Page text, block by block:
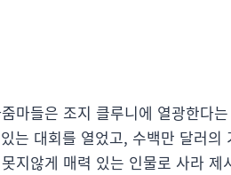
마들은 조지 클루니에 열광한다
는 대회를 열었고, 수백만 달러의
지않게 매력 있는 인물로 사라 제